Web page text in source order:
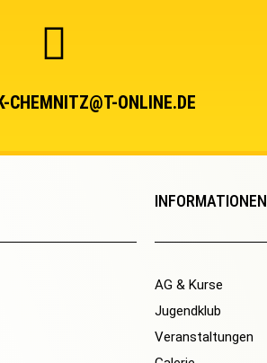
CHEMNITZ@T-ONLINE.DE
INFORMATIONEN
AG & Kurse
Jugendklub
Veranstaltungen